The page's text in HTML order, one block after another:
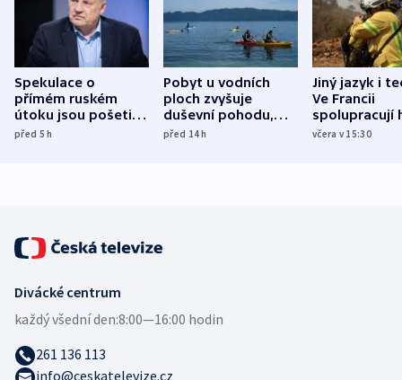
Spekulace o
přímém ruském
útoku jsou pošetilé,
míní estonský
před 5h
Pobyt u vodních
ploch zvyšuje
duševní pohodu,
ukázala
před 14h
Jiný jazyk i
Ve Francii
spolupracují
různých zemí
včera v 15:30
Divácké centrum
každý všední den:8:00—16:00 hodin
261 136 113
info@ceskatelevize.cz